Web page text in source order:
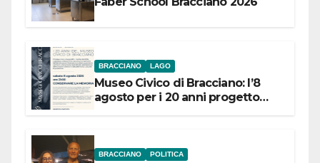
BRACCIANO LAGO
Museo Civico di Bracciano: l’8
agosto per i 20 anni progetto
BRACCIANO POLITICA